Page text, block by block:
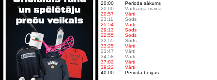
20:00
Perioda sākums
20:00
Vārtsarga maiņa
20:57
Vārti
23:11
Sods
25:54
Vārti
29:13
Sods
32:55
Sods
32:55
Sods
33:25
Vārti
33:47
Vārti
34:58
Vārti
37:02
Vārti
39:22
Vārti
40:00
Perioda beigas